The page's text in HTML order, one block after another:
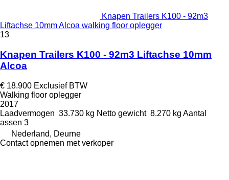
Knapen Trailers K100 - 92m3
Liftachse 10mm Alcoa walking floor oplegger
13
Knapen Trailers K100 - 92m3 Liftachse 10mm
Alcoa
€ 18.900 Exclusief BTW
Walking floor oplegger
2017
Laadvermogen 33.730 kg Netto gewicht 8.270 kg Aantal
assen 3
Nederland, Deurne
Contact opnemen met verkoper